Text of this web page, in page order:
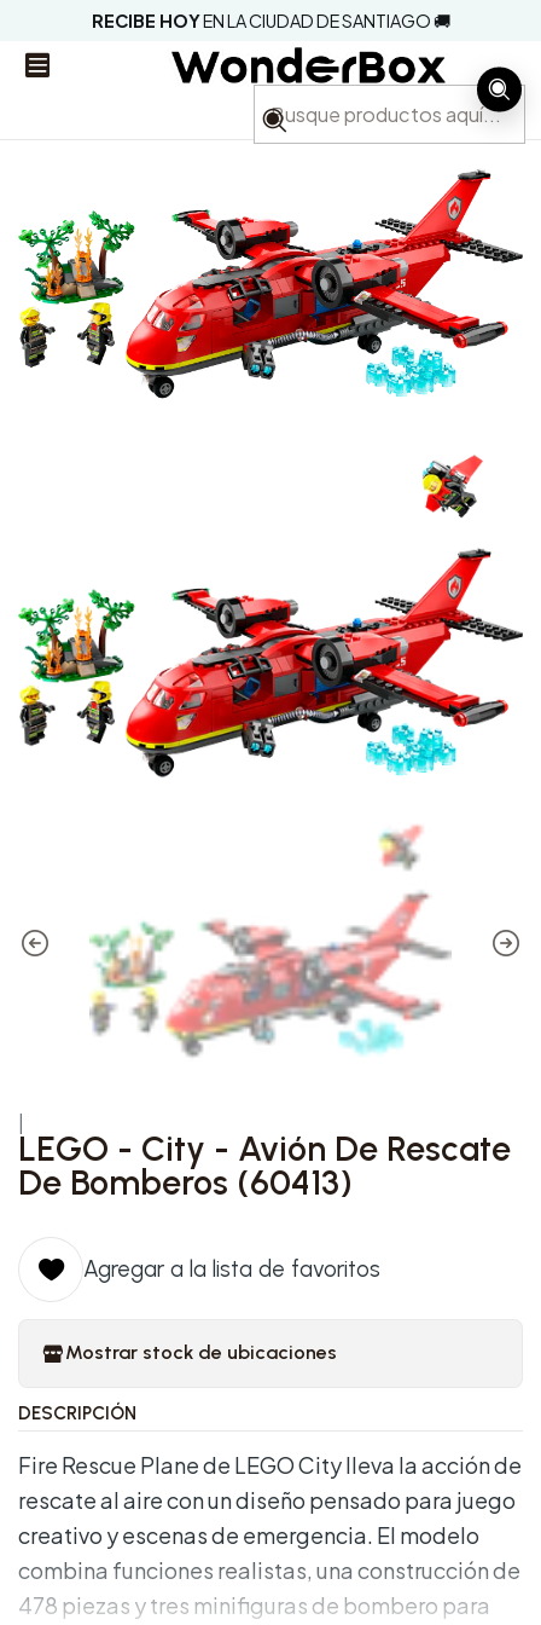
RECIBE HOYEN LA CIUDAD DE SANTIAGO 🚚
LEGO - City - Avión De Rescate
De Bomberos (60413)
Agregar a la lista de favoritos
Mostrar stock de ubicaciones
DESCRIPCIÓN
Fire Rescue Plane de LEGO City lleva la acción de
rescate al aire con un diseño pensado para juego
creativo y escenas de emergencia. El modelo
combina funciones realistas, una construcción de
478 piezas y tres minifiguras de bombero para